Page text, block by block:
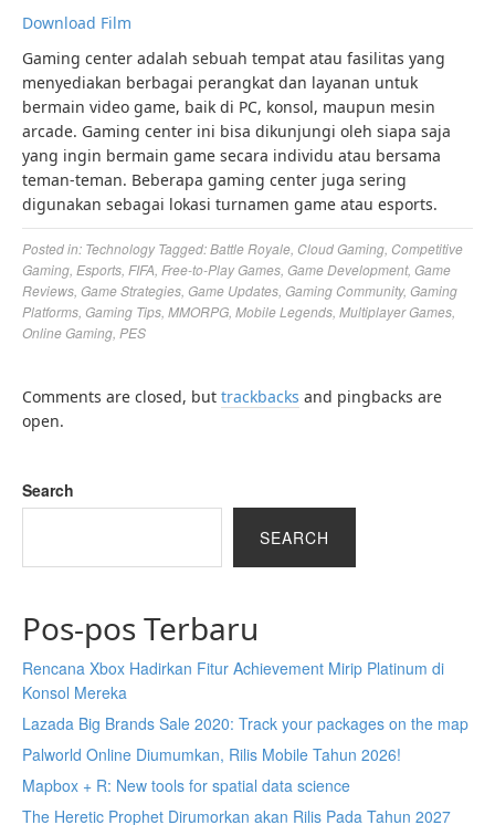
Download Film
Gaming center adalah sebuah tempat atau fasilitas yang
menyediakan berbagai perangkat dan layanan untuk
bermain video game, baik di PC, konsol, maupun mesin
arcade. Gaming center ini bisa dikunjungi oleh siapa saja
yang ingin bermain game secara individu atau bersama
teman-teman. Beberapa gaming center juga sering
digunakan sebagai lokasi turnamen game atau esports.
Posted in: Technology Tagged:Battle Royale Cloud Gaming Competitive
Gaming Esports FIFA Free-to-Play Games Game Development, Game
Reviews Game Strategies Game Updates Gaming Community, Gaming
Platforms Gaming Tips MMORPG Mobile Legends Multiplayer Games
Online Gaming PES
Comments are closed, but trackbacks and pingbacks are
open.
Search
SEARCH
Pos-pos Terbaru
Rencana Xbox Hadirkan Fitur Achievement Mirip Platinum di
Konsol Mereka
Lazada Big Brands Sale 2020: Track your packages on the map
Palworld Online Diumumkan, Rilis Mobile Tahun 2026!
Mapbox + R: New tools for spatial data science
The Heretic Prophet Dirumorkan akan Rilis Pada Tahun 2027